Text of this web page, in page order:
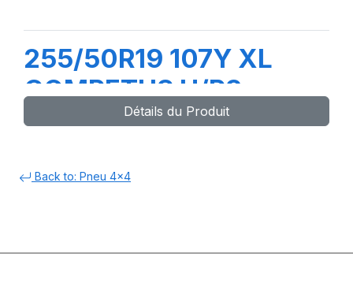
255/50R19 107Y XL
COMPETUS H/P3
Détails du Produit
Back to: Pneu 4x4